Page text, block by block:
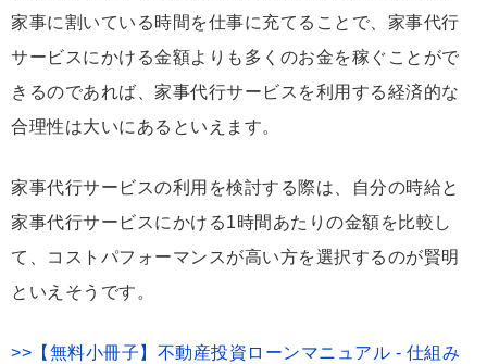
家事に割いている時間を仕事に充てることで、家事代行
サービスにかける金額よりも多くのお金を稼ぐことがで
きるのであれば、家事代行サービスを利用する経済的な
合理性は大いにあるといえます。
家事代行サービスの利用を検討する際は、自分の時給と
家事代行サービスにかける1時間あたりの金額を比較し
て、コストパフォーマンスが高い方を選択するのが賢明
といえそうです。
>>【無料小冊子】不動産投資ローンマニュアル - 仕組み